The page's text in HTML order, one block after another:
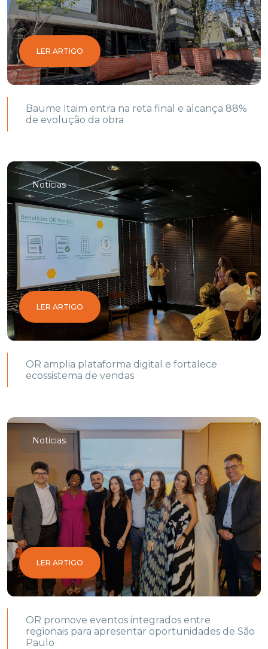
LER ARTIGO
Baume Itaim entra na reta final e alcança 88%
de evolução da obra
Notícias
LER ARTIGO
OR amplia plataforma digital e fortalece
ecossistema de vendas
Notícias
LER ARTIGO
OR promove eventos integrados entre
regionais para apresentar oportunidades de São
Paulo